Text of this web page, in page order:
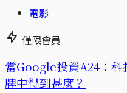
電影
僅限會員
當Google投資A24：
牌中得到甚麼？